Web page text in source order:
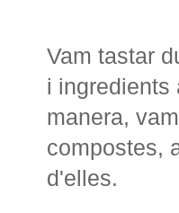
Vam tastar
i ingredients
manera,
compostes,
d'elles.